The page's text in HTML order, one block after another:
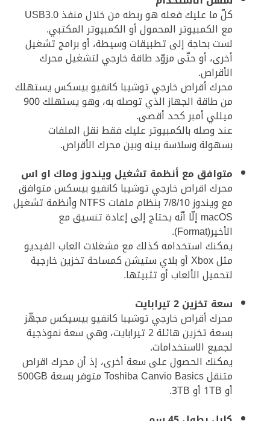
كلّ ما عليك فعله هو ربطه من خلال منفذ USB3.0
مع الكمبيوتر المحمول أو الكمبيوتر المكتبي.
لست بحاجة إلى تطبيقات وسيطة، أو برامج تشغيل
أخرى، أو حتّى مزوّد طاقة خارجي لتشغيل محرك
الأقراص.
محرك أقراص خارجي توشيبا كانفيو بيسكس يستهلك
من طاقة الجهاز الذي توصله به، وهو يستهلك 900
ميللي أمبر كحد أقصى.
عند وصله بالكمبيوتر عليك فقط نقل الملفات
بسهولة وسلاسة بينه وبين محرك الأقراص.
متوافق مع أنظمة تشغيل ويندوز وماك او اس
محرك اقراص خارجي توشيبا كانفيو بيسكس متوافق
مع ويندوز 7/8/10 بنظام ملفات NTFS وأنظمة تشغيل
macOS إلّا أنّه يحتاج إلى إعادة تنسيق مع
الأخير(Format).
يمكنك استخدامه كذلك مع مشغلات العاب الفيديو
مثل Xbox أو بلاي ستيشن كمساحة تخزين خارجية
لتحميل الألعاب أو تثبيتها.
سعة تخزين 2 تيرابايت
محرك أقراص خارجي توشيبا كانفيو بيسيكس مجهّز
بسعة تخزين هائلة 2 تيرابايت، وهي سعة نموذجية
لجميع الاستخدامات.
يمكنك الحصول على سعة أخرى، إذ أن محرك اقراص
متنقل Toshiba Canvio Basics متوفر بسعة 500GB
أو 1TB أو 3TB.